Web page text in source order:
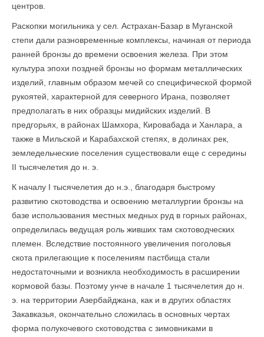
центров.
Раскопки могильника у сел. Астрахан-Базар в Муганской
степи дали разновременные комплексы, начиная от периода
ранней бронзы до времени освоения железа. При этом
культура эпохи поздней бронзы но формам металлических
изделий, главным образом мечей со специфической формой
рукоятей, характерной для северного Ирана, позволяет
предполагать в них образцы мидийских изделий. В
предгорьях, в районах Шамхора, Кировабада и Ханлара, а
также в Мильской и Карабахской степях, в долинах рек,
земледельческие поселения существовали еще с середины
II тысячелетия до н. э.
К началу I тысячелетия до н.э., благодаря быстрому
развитию скотоводства и освоению металлургии бронзы на
базе использования местных медных руд в горных районах,
определилась ведущая роль живших там скотоводческих
племен. Вследствие постоянного увеличения поголовья
скота прилегающие к поселениям пастбища стали
недостаточными и возникла необходимость в расширении
кормовой базы. Поэтому унче в начале 1 тысячелетия до н.
э. на территории Азербайджана, как и в других областях
Закавказья, окончательно сложилась в основных чертах
форма полукочевого скотоводства с зимовниками в